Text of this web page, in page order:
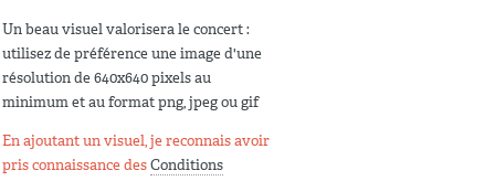
Un beau visuel valorisera le concert :
utilisez de préférence une image d'une
résolution de 640x640 pixels au
minimum et au format png, jpeg ou gif
En ajoutant un visuel, je reconnais avoir
pris connaissance desConditions